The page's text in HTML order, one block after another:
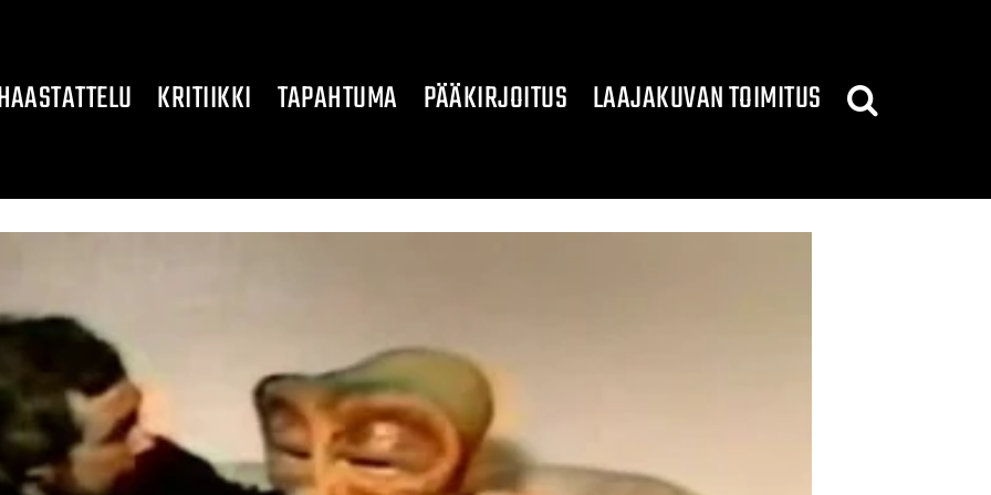
KRITIIKKI TAPAHTUMA PÄÄKIRJOITUS LAAJAKUVAN TOIMITUS